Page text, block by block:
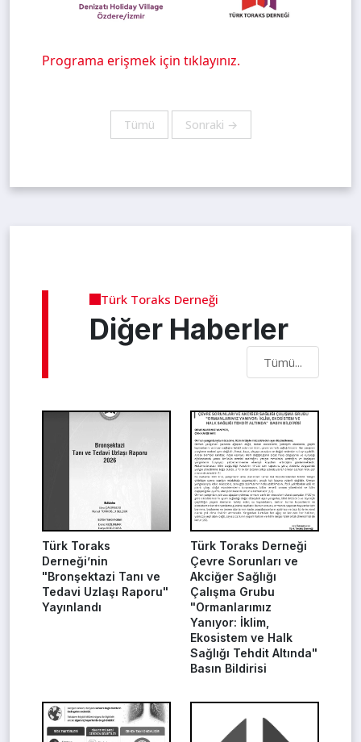
Programa erişmek için tıklayınız.
Tümü Sonraki →
Türk Toraks Derneği
Diğer Haberler
Tümü...
Türk Toraks
Derneği’nin
"Bronşektazi Tanı ve
Tedavi Uzlaşı Raporu"
Yayınlandı
Türk Toraks Derneği
Çevre Sorunları ve
Akciğer Sağlığı
Çalışma Grubu
"Ormanlarımız
Yanıyor: İklim,
Ekosistem ve Halk
Sağlığı Tehdit Altında"
Basın Bildirisi